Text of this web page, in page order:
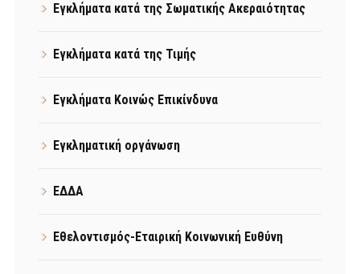
Εγκλήματα κατά της Σωματικής Ακεραιότητας
Εγκλήματα κατά της Τιμής
Εγκλήματα Κοινώς Επικίνδυνα
Εγκληματική οργάνωση
ΕΔΔΑ
Εθελοντισμός-Εταιρική Κοινωνική Ευθύνη